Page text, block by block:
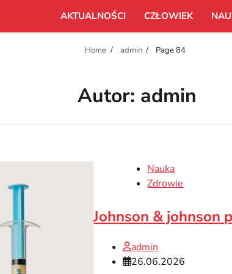
AKTUALNOŚCI CZŁOWIEK
Home admin Page 84
Autor: admin
Nauka
Zdrowie
Johnson & johnson
admin
26.06.2026